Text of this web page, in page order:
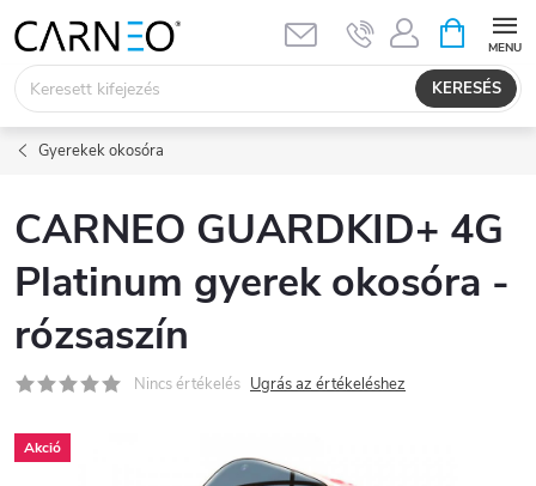
tartalomhoz
KERESÉS
KOSÁR
Gyerekek okosóra
CARNEO GUARDKID+ 4G
Platinum gyerek okosóra -
rózsaszín
Nincs értékelés Ugrás az értékeléshez
Akció